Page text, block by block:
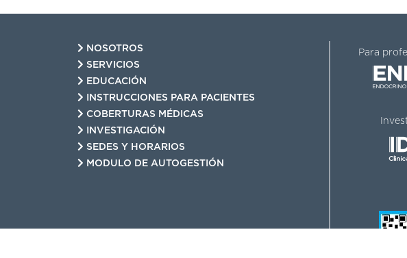
NOSOTROS
SERVICIOS
EDUCACIÓN
INSTRUCCIONES PARA PACIENTES
COBERTURAS MÉDICAS
INVESTIGACIÓN
SEDES Y HORARIOS
MODULO DE AUTOGESTIÓN
Para